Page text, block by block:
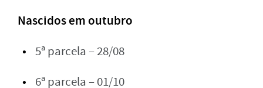
Nascidos em outubro
5ª parcela – 28/08
6ª parcela – 01/10